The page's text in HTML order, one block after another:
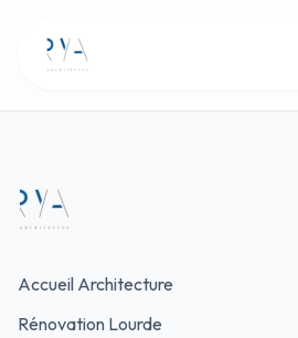
Accueil Architecture
Rénovation Lourde